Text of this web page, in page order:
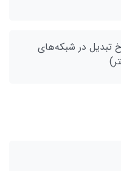
تبدیل در شبکه‌های